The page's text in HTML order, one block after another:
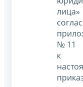
лица»
№ 11
к